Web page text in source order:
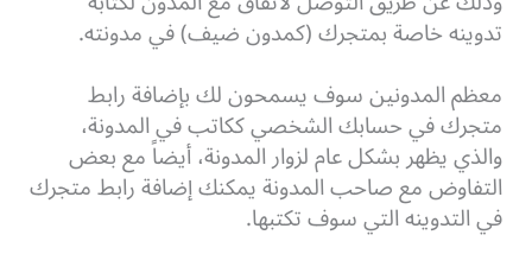
تدوينه خاصة بمتجرك (كمدون ضيف) في مدونته.
معظم المدونين سوف يسمحون لك بإضافة رابط
متجرك في حسابك الشخصي ككاتب في المدونة،
والذي يظهر بشكل عام لزوار المدونة، أيضاً مع بعض
التفاوض مع صاحب المدونة يمكنك إضافة رابط متجرك
في التدوينه التي سوف تكتبها.